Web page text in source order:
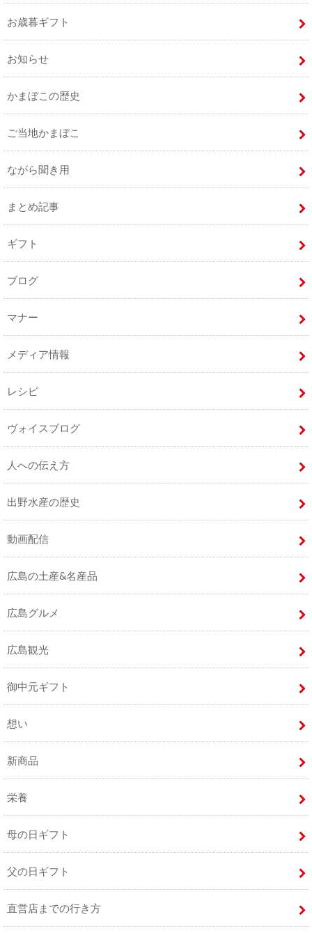
お歳暮ギフト
お知らせ
かまぼこの歴史
ご当地かまぼこ
ながら聞き用
まとめ記事
ギフト
ブログ
マナー
メディア情報
レシピ
ヴォイスブログ
人への伝え方
出野水産の歴史
動画配信
広島の土産&名産品
広島グルメ
広島観光
御中元ギフト
想い
新商品
栄養
母の日ギフト
父の日ギフト
直営店までの行き方